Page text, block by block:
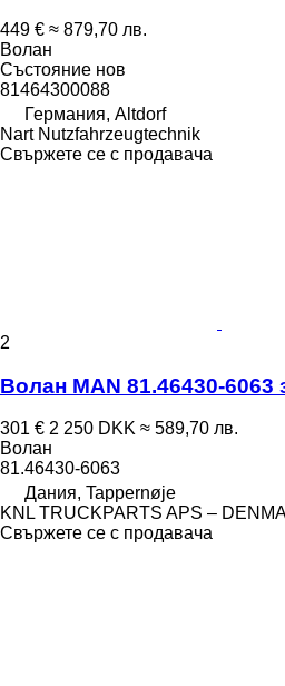
449 € ≈ 879,70 лв.
Волан
Състояние нов
81464300088
Германия, Altdorf
Nart Nutzfahrzeugtechnik
Свържете се с продавача
2
Волан MAN 81.46430-6063
301 € 2 250 DKK ≈ 589,70 лв.
Волан
81.46430-6063
Дания, Tappernøje
KNL TRUCKPARTS APS –
Свържете се с продавача